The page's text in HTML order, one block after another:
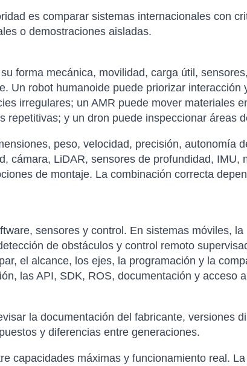
es comparar sistemas internacionales con
o demostraciones aisladas.
forma mecánica, movilidad, carga útil,
Un robot humanoide puede priorizar interacción
irregulares; un AMR puede mover materiales
repetitivas; y un dron puede inspeccionar áreas
peso, velocidad, precisión, autonomía
cámara, LiDAR, sensores de profundidad, IMU,
de montaje. La combinación correcta
sensores y control. En sistemas móviles,
de obstáculos y control remoto
el alcance, los ejes, la programación y la
las API, SDK, ROS, documentación y acceso
la documentación del fabricante, versiones
y diferencias entre generaciones.
capacidades máximas y funcionamiento real.